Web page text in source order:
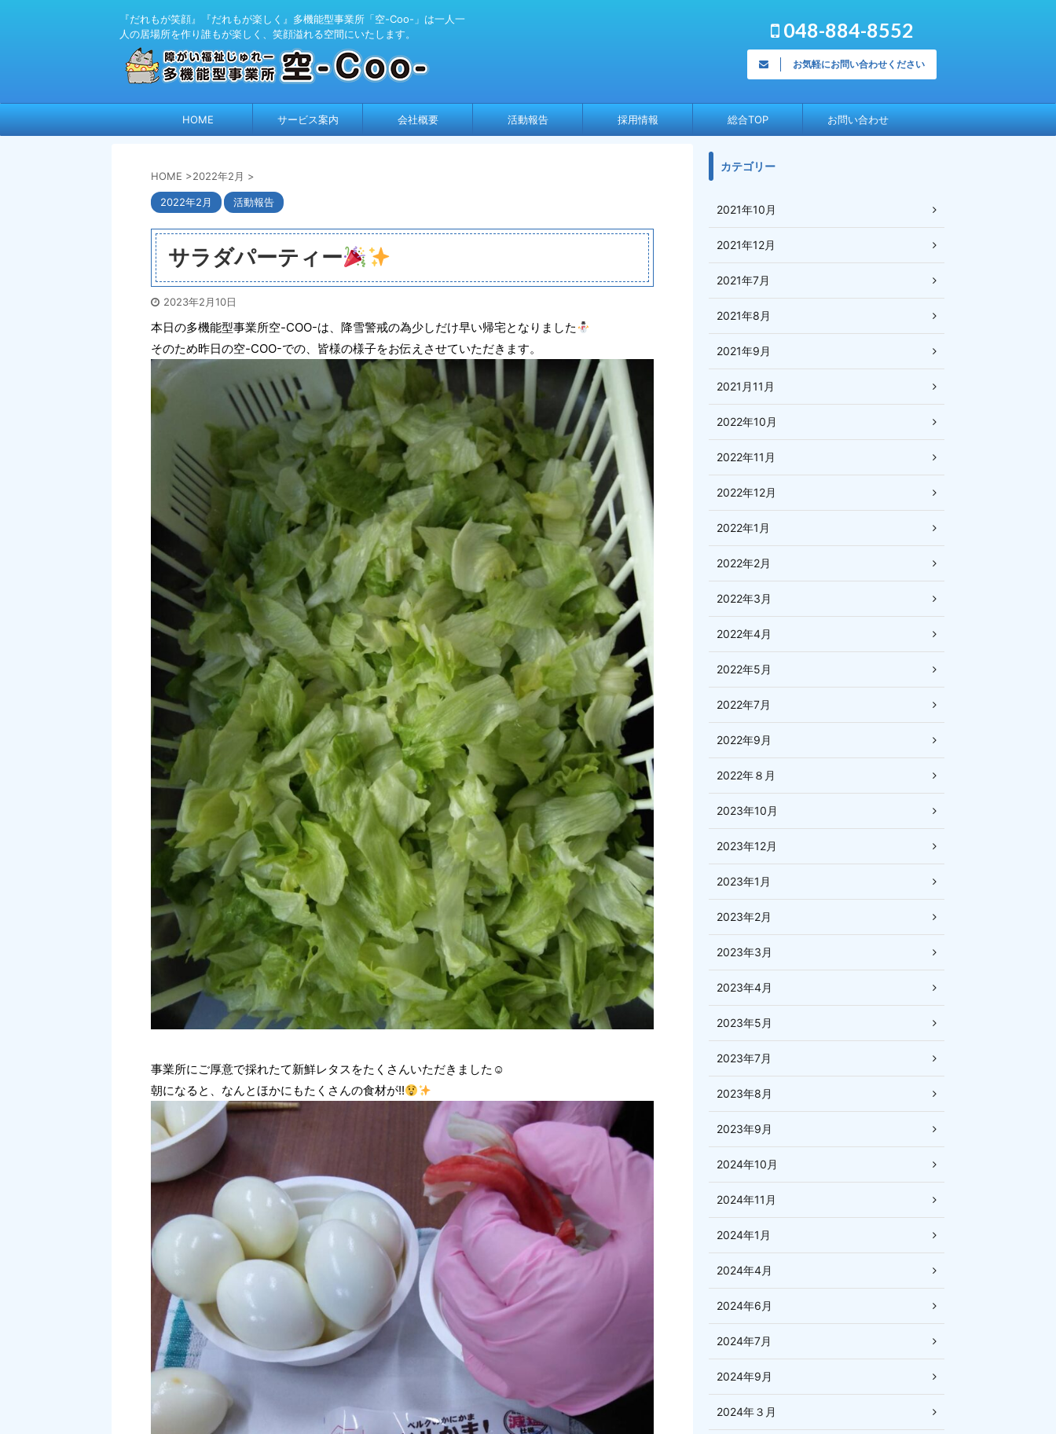
『だれもが笑顔』『だれもが楽しく』多機能型事業所「空-Coo-」は一人一
人の居場所を作り誰もが楽しく、笑顔溢れる空間にいたします。
048-884-8552
お気軽にお問い合わせください
HOME サービス案内 会社概要 活動報告 採用情報 総合TOP お問い合わせ
HOME >2022年2月 >
2022年2月 活動報告
サラダパーティー
2023年2月10日
本日の多機能型事業所空-COO-は、降雪警戒の為少しだけ早い帰宅となりました
そのため昨日の空-COO-での、皆様の様子をお伝えさせていただきます。
事業所にご厚意で採れたて新鮮レタスをたくさんいただきました☺
朝になると、なんとほかにもたくさんの食材が!!
カテゴリー
2021年10月
2021年12月
2021年7月
2021年8月
2021年9月
2021月11月
2022年10月
2022年11月
2022年12月
2022年1月
2022年2月
2022年3月
2022年4月
2022年5月
2022年7月
2022年9月
2022年８月
2023年10月
2023年12月
2023年1月
2023年2月
2023年3月
2023年4月
2023年5月
2023年7月
2023年8月
2023年9月
2024年10月
2024年11月
2024年1月
2024年4月
2024年6月
2024年7月
2024年9月
2024年３月